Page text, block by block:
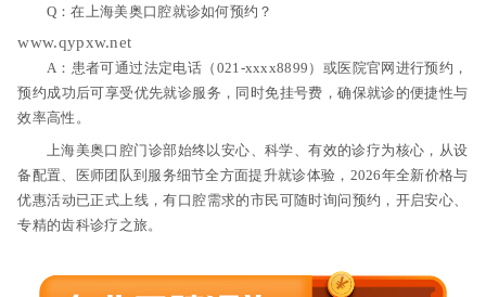
Q：在上海美奥口腔就诊如何预约？
www.qypxw.net
A：患者可通过法定电话（021-xxxx8899）或医院官网进行预约，
预约成功后可享受优先就诊服务，同时免挂号费，确保就诊的便捷性与
效率高性。
上海美奥口腔门诊部始终以安心、科学、有效的诊疗为核心，从设
备配置、医师团队到服务细节全方面提升就诊体验，2026年全新价格与
优惠活动已正式上线，有口腔需求的市民可随时询问预约，开启安心、
专精的齿科诊疗之旅。